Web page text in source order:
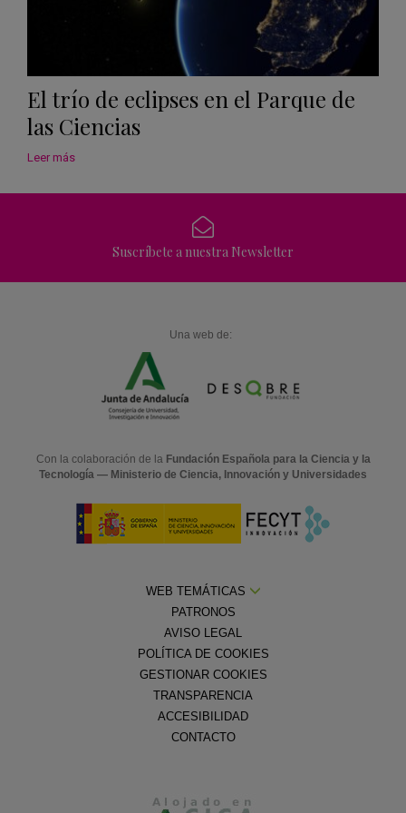
El trío de eclipses en el Parque de
las Ciencias
Leer más
Suscríbete a nuestra Newsletter
Una web de:
Con la colaboración de la Fundación Española para la Ciencia y la
Tecnología — Ministerio de Ciencia, Innovación y Universidades
WEB TEMÁTICAS
PATRONOS
AVISO LEGAL
POLÍTICA DE COOKIES
GESTIONAR COOKIES
TRANSPARENCIA
ACCESIBILIDAD
CONTACTO